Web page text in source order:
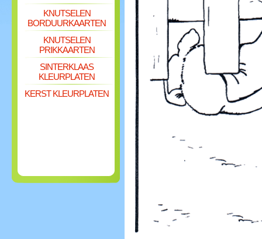
KNUTSELEN
BORDUURKAARTEN
KNUTSELEN
PRIKKAARTEN
SINTERKLAAS
KLEURPLATEN
KERST KLEURPLATEN